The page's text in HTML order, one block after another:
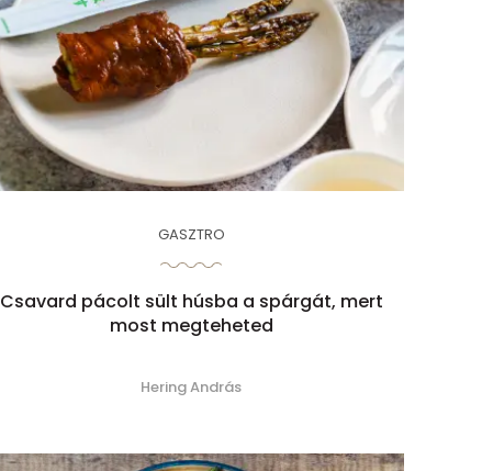
GASZTRO
Csavard pácolt sült húsba a spárgát, mert
most megteheted
Hering András